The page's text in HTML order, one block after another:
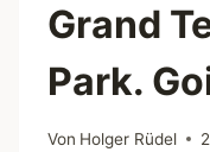
Grand
Park.
Von Holger Rüdel